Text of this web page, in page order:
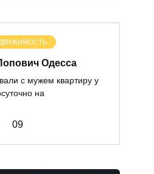
Одесса
с мужем квартиру у
на
09